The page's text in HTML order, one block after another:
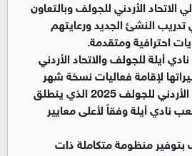
الأردني للجولف وبالتعاون
تدريب النشئ الجديد ورعايتهم
احترافية ومتقدمة.
أيلة للجولف والاتحاد الأردني
لإقامة فعاليات نسخة شهر
أبريل/نيسان من الدوري الأردني للجولف 2025 الذي ينطلق
نادي أيلة وفقاً لأعلى معايير
بتوفير منظومة متكاملة ذات